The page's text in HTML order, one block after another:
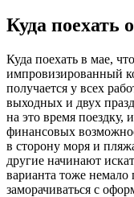
Куда поехать
Куда поехать в мае,
импровизированный
получается у всех
выходных и двух
на это время поездку,
финансовых
в сторону моря и
другие начинают
варианта тоже
заморачиваться с